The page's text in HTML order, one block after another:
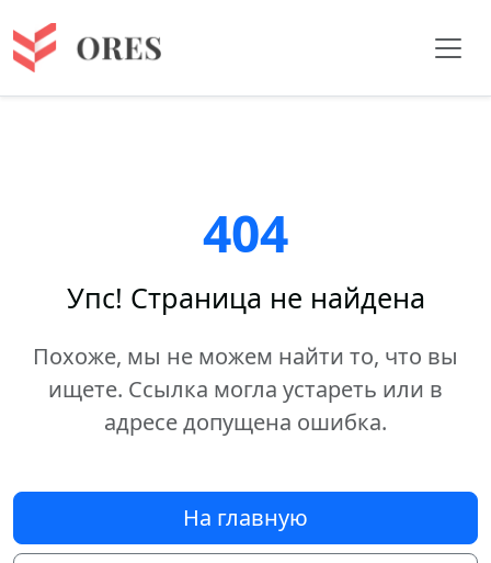
404
Упс! Страница не найдена
Похоже, мы не можем найти то, что вы
ищете. Ссылка могла устареть или в
адресе допущена ошибка.
На главную